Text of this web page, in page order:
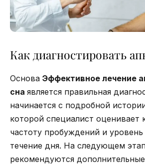
Как диагностировать
Основа Эффективное лечение
сна является правильная
начинается с подробной
которой специалист оценивает
частоту пробуждений и уровень
течение дня. На следующем
рекомендуются